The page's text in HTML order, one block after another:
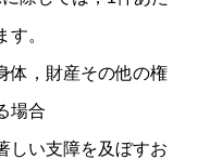
。
体，財産その他の権
場合
しい支障を及ぼすお